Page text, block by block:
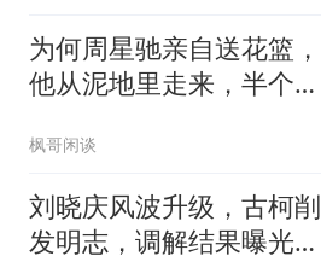
为何周星驰亲自送花篮，
他从泥地里走来，半个港
枫哥闲谈
刘晓庆风波升级，古柯削
发明志，调解结果曝光，